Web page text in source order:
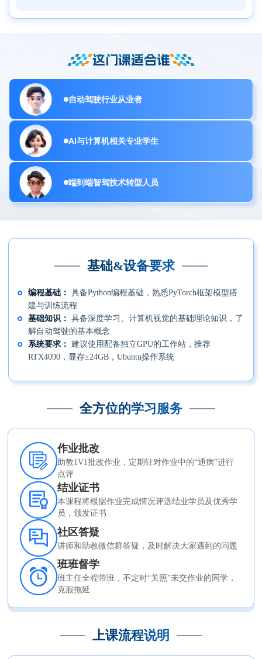
这门课适合谁
自动驾驶行业从业者
AI与计算机相关专业学生
端到端智驾技术转型人员
基础&设备要求
编程基础
具备Python编程基础，熟悉PyTorch框架模型搭
建与训练流程
基础知识
具备深度学习、计算机视觉的基础理论知识，了
解自动驾驶的基本概念
系统要求
建议使用配备独立GPU的工作站，推荐
RTX4090，显存≥24GB，Ubuntu操作系统
全方位的学习服务
作业批改
助教1V1批改作业，定期针对作业中的“通病”进行
点评
结业证书
本课程将根据作业完成情况评选结业学员及优秀学
员，颁发证书
社区答疑
讲师和助教微信群答疑，及时解决大家遇到的问题
班班督学
班主任全程带班，不定时“关照”未交作业的同学，
克服拖延
上课流程说明